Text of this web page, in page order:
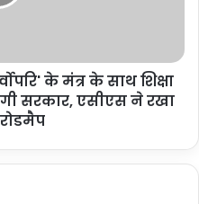
के मंत्र के साथ शिक्षा
सरकार, एसीएस ने रखा